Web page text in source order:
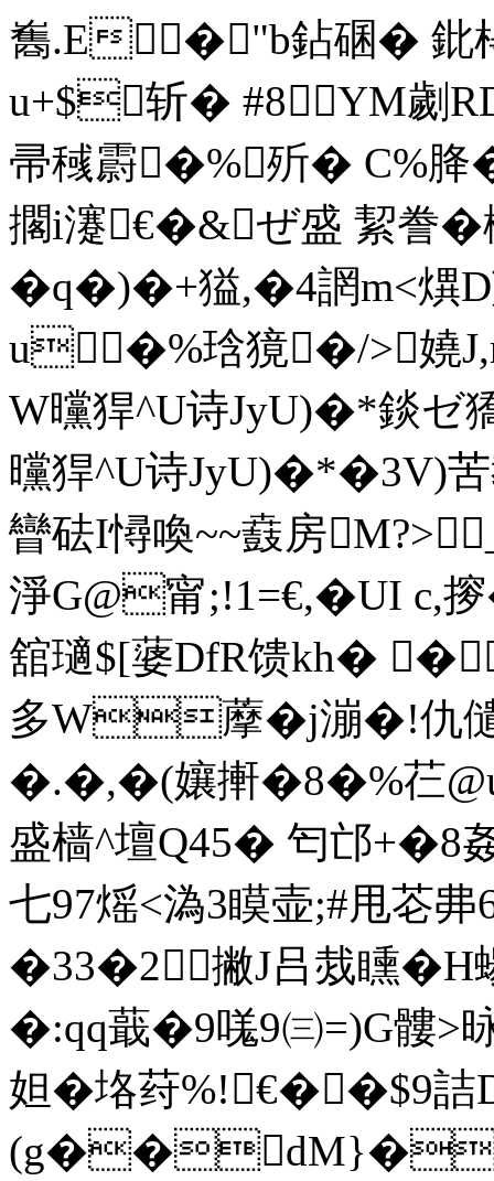
雟.E�"b鉆碅� 鈚
u+$斩� #8YM劌
帚稶霨�%歽� C%
擱i瀽€�&ぜ盛 絜
�q�)�+獈,�4誷m<熼D
u�%琀獍�/>嬈
W曭猂^U诗JyU)�*錟ゼ
曭猂^U诗JyU)�*�3V)
矕砝I憳喚~~鼖房
淨G@甯;!1=€,�UI c,
舘瓋$[蔢DfR馈kh�
多 W藦�j漰�!仇儙
�.�,�(孃搟�8�%芢
盛樯^壇Q45� 匄邙+�8
七97熎<溈3瞙壶;#甩芲
�33�2撇J吕烖矄
�:qq蕺�9嗴9㈢=)G髏
妲�垎荮%!€��$9詰
(g��dM}�ゅ